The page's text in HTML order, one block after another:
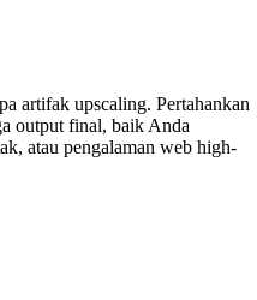
artifak upscaling. Pertahankan
output final, baik Anda
atau pengalaman web high-